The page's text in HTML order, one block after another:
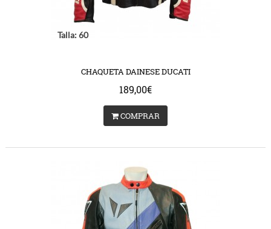
Talla: 60
CHAQUETA DAINESE DUCATI
189,00€
COMPRAR